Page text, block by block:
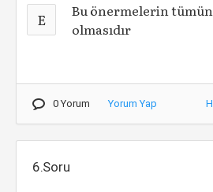
E
Bu önermelerin
olmasıdır
0 Yorum Yorum Yap
6.Soru